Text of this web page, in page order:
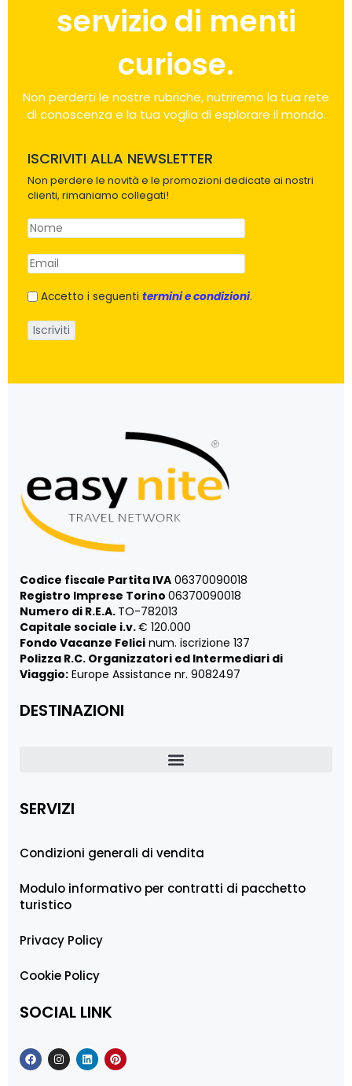
servizio di menti
curiose.
Non perderti le nostre rubriche, nutriremo la tua rete
di conoscenza e la tua voglia di esplorare il mondo.
ISCRIVITI ALLA NEWSLETTER
Non perdere le novità e le promozioni dedicate ai nostri
clienti, rimaniamo collegati!
Accetto i seguenti termini e condizioni.
Codice fiscale Partita IVA 06370090018
Registro Imprese Torino 06370090018
Numero di R.E.A. TO-782013
Capitale sociale i.v.€ 120.000
Fondo Vacanze Felici num. iscrizione 137
Polizza R.C. Organizzatori ed Intermediari di
Viaggio: Europe Assistance nr. 9082497
DESTINAZIONI
SERVIZI
Condizioni generali di vendita
Modulo informativo per contratti di pacchetto
turistico
Privacy Policy
Cookie Policy
SOCIAL LINK